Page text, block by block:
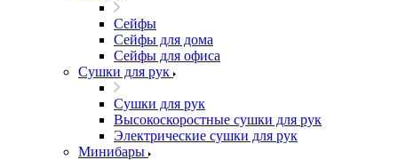
Сейфы
Сейфы для дома
Сейфы для офиса
Сушки для рук
Сушки для рук
Высокоскоростные сушки для рук
Электрические сушки для рук
Минибары